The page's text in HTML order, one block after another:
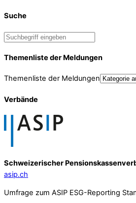
Suche
Themenliste der Meldungen
Themenliste der Meldungen
Verbände
Schweizerischer
asip.ch
Umfrage zum ASIP ESG-Reporting